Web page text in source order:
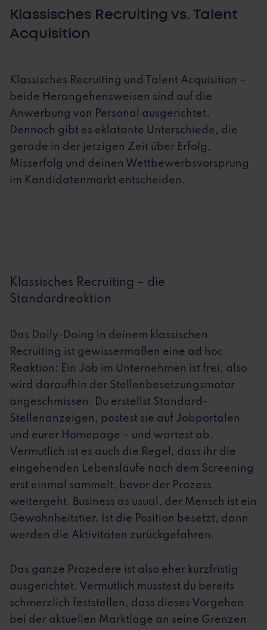
Klassisches Recruiting vs. Talent
Acquisition
Klassisches Recruiting und Talent Acquisition –
beide Herangehensweisen sind auf die
Anwerbung von Personal ausgerichtet.
Dennoch gibt es eklatante Unterschiede, die
gerade in der jetzigen Zeit über Erfolg,
Misserfolg und deinen Wettbewerbsvorsprung
im Kandidatenmarkt entscheiden.
Klassisches Recruiting – die
Standardreaktion
Das Daily-Doing in deinem klassischen
Recruiting ist gewissermaßen eine ad hoc
Reaktion: Ein Job im Unternehmen ist frei, also
wird daraufhin der Stellenbesetzungsmotor
angeschmissen. Du erstellst Standard-
Stellenanzeigen, postest sie auf Jobportalen
und eurer Homepage – und wartest ab.
Vermutlich ist es auch die Regel, dass ihr die
eingehenden Lebensläufe nach dem Screening
erst einmal sammelt, bevor der Prozess
weitergeht. Business as usual, der Mensch ist ein
Gewohnheitstier. Ist die Position besetzt, dann
werden die Aktivitäten zurückgefahren.
Das ganze Prozedere ist also eher kurzfristig
ausgerichtet. Vermutlich musstest du bereits
schmerzlich feststellen, dass dieses Vorgehen
bei der aktuellen Marktlage an seine Grenzen